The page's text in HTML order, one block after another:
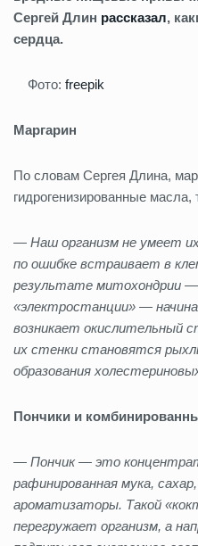
Сергей Длин рассказал,
сердца.
Фото: freepik
Маргарин
По словам Сергея Длина,
гидрогенизированные
— Наш организм не умеет
по ошибке встраивает в
результате митохондрии
«электростанции» —
возникает окислительный
их стенки становятся
образования
Пончики и
— Пончик — это концентрат
рафинированная мука,
ароматизаторы. Такой
перегружает организм, а